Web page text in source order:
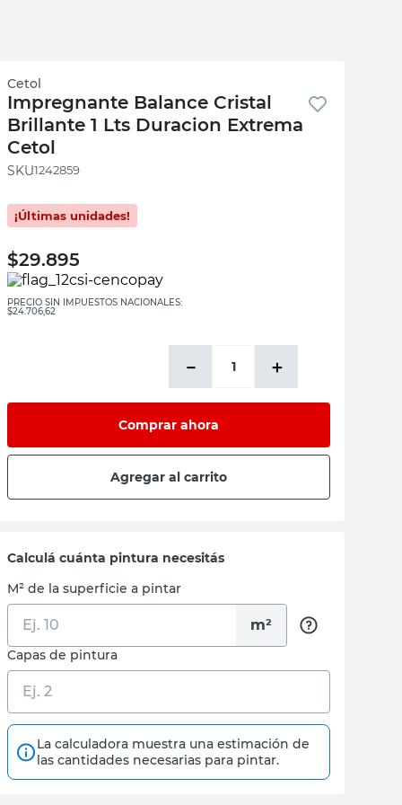
Cetol
Impregnante Balance Cristal
Brillante 1 Lts Duracion Extrema
Cetol
:1242859
$29.895
PRECIO SIN IMPUESTOS NACIONALES:
$24.706,62
＋
－
Comprar ahora
Agregar al carrito
Calculá cuánta pintura necesitás
M² de la superficie a pintar
m²
Capas de pintura
La calculadora muestra una estimación de
las cantidades necesarias para pintar.